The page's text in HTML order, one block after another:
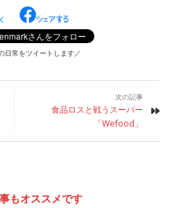
日常をツイートします／
次の記事
食品ロスと戦うスーパー
「Wefood」
もオススメです